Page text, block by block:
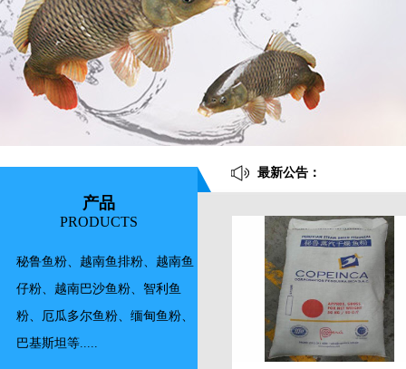
产品
PRODUCTS
秘鲁鱼粉、越南鱼排粉、越南鱼
仔粉、越南巴沙鱼粉、智利鱼
粉、厄瓜多尔鱼粉、缅甸鱼粉、
巴基斯坦等.....
最新公告：